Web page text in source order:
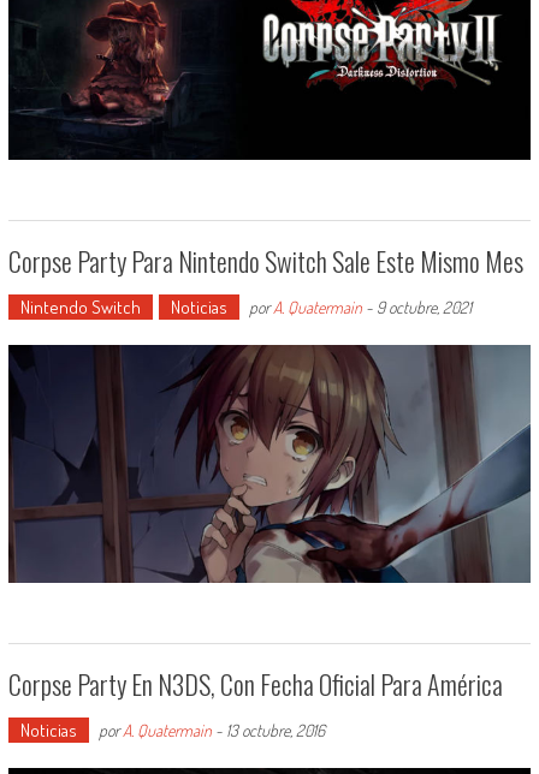
Corpse Party Para Nintendo Switch Sale Este Mismo Mes
Nintendo Switch Noticias porA. Quatermain- 9 octubre, 2021
Corpse Party En N3DS, Con Fecha Oficial Para América
Noticias porA. Quatermain- 13 octubre, 2016